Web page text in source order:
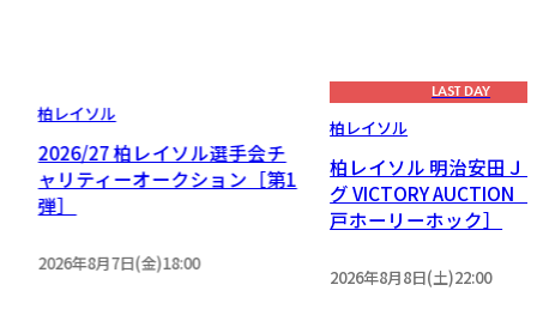
柏レイソル
2026/27 柏レイソル選手会チ
ャリティーオークション［第1
弾］
2026年8月7日(金)18:00
LAST DAY
柏レイソル
柏レイソル 明治安田Ｊ
グ VICTORY AUCTION
戸ホーリーホック］
2026年8月8日(土)22:00